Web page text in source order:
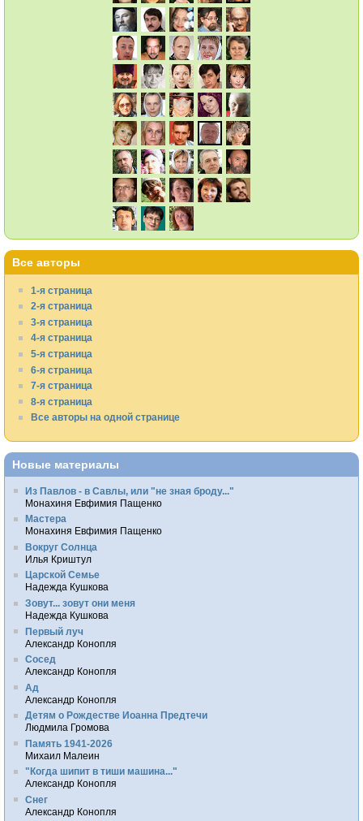
Все авторы
1-я страница
2-я страница
3-я страница
4-я страница
5-я страница
6-я страница
7-я страница
8-я страница
Все авторы на одной странице
Новые материалы
Из Павлов - в Савлы, или "не зная броду..."
Монахиня Евфимия Пащенко
Мастера
Монахиня Евфимия Пащенко
Вокруг Солнца
Илья Криштул
Царской Семье
Надежда Кушкова
Зовут... зовут они меня
Надежда Кушкова
Первый луч
Александр Конопля
Сосед
Александр Конопля
Ад
Александр Конопля
Детям о Рождестве Иоанна Предтечи
Людмила Громова
Память 1941-2026
Михаил Малеин
"Когда шипит в тиши машина..."
Александр Конопля
Снег
Александр Конопля